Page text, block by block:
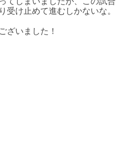
受け止めて進むしかないな。
ざいました！